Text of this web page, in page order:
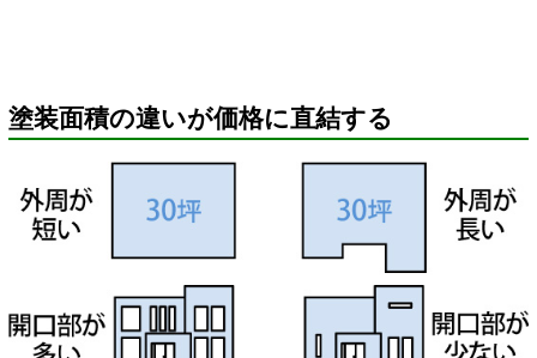
塗装面積の違いが価格に直結する